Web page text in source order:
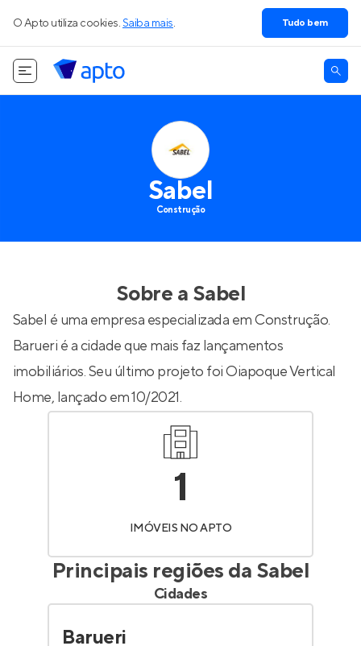
O Apto utiliza cookies. Saiba mais. Tudo bem
Sabel
Construção
Sobre a Sabel
Sabel é uma empresa especializada em Construção.
Barueri é a cidade que mais faz lançamentos
imobiliários. Seu último projeto foiOiapoque Vertical
Home, lançado em 10/2021.
1
IMÓVEIS NO APTO
Principais regiões da Sabel
Cidades
Barueri